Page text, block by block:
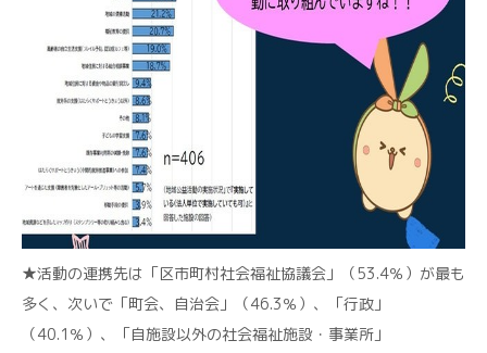
★活動の連携先は「区市町村社会福祉協議会」（53.4％）が最も
多く、次いで「町会、自治会」（46.3％）、「行政」
（40.1％）、「自施設以外の社会福祉施設・事業所」